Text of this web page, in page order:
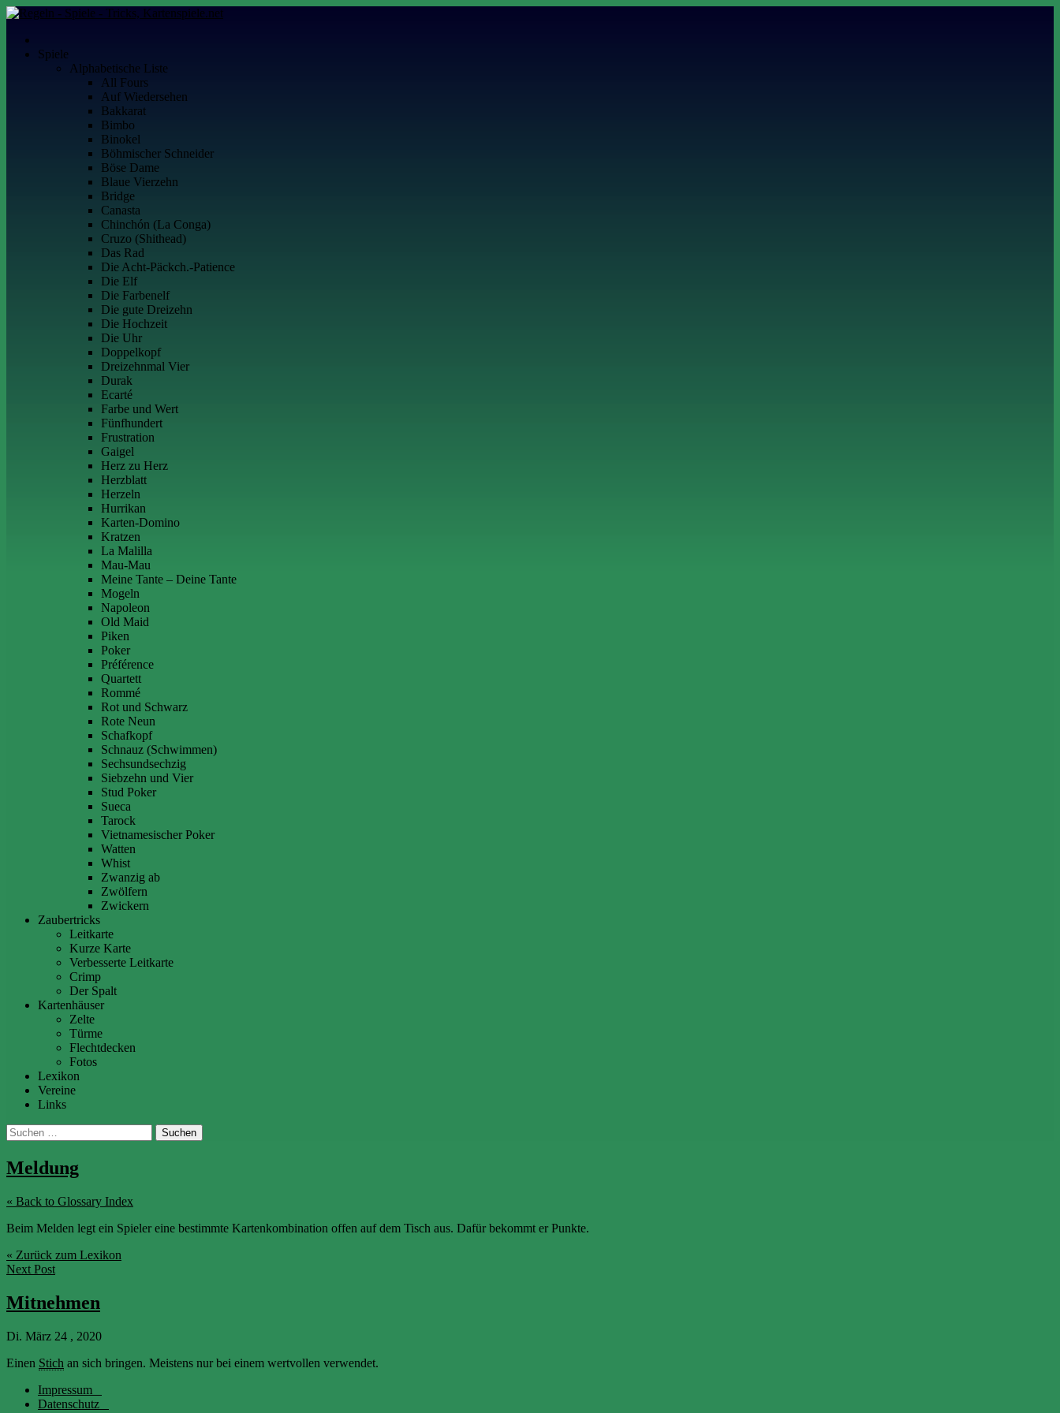
Skip
content
Kartenspiele.net
Alles über Kartenspiele
Spiele
Alphabetische Liste
All Fours
Auf Wiedersehen
Bakkarat
Bimbo
Binokel
Böhmischer Schneider
Böse Dame
Blaue Vierzehn
Bridge
Canasta
Chinchón (La Conga)
Cruzo (Shithead)
Das Rad
Die Acht-Päckch.-Patience
Die Elf
Die Farbenelf
Die gute Dreizehn
Die Hochzeit
Die Uhr
Doppelkopf
Dreizehnmal Vier
Durak
Ecarté
Farbe und Wert
Fünfhundert
Frustration
Gaigel
Herz zu Herz
Herzblatt
Herzeln
Hurrikan
Karten-Domino
Kratzen
La Malilla
Mau-Mau
Meine Tante – Deine Tante
Mogeln
Napoleon
Old Maid
Piken
Poker
Préférence
Quartett
Rommé
Rot und Schwarz
Rote Neun
Schafkopf
Schnauz (Schwimmen)
Sechsundsechzig
Siebzehn und Vier
Stud Poker
Sueca
Tarock
Vietnamesischer Poker
Watten
Whist
Zwanzig ab
Zwölfern
Zwickern
Zaubertricks
Leitkarte
Kurze Karte
Verbesserte Leitkarte
Crimp
Der Spalt
Kartenhäuser
Zelte
Türme
Flechtdecken
Fotos
Lexikon
Vereine
Links
Suchen
nach:
Meldung
« Back to Glossary Index
Beim Melden legt ein Spieler eine bestimmte Kartenkombination offen auf dem Tisch aus. Dafür bekommt er Punkte.
« Zurück zum Lexikon
Next Post
Mitnehmen
Di. März 24 , 2020
Einen Stich an sich bringen. Meistens nur bei einem wertvollen verwendet.
Impressum
Datenschutz